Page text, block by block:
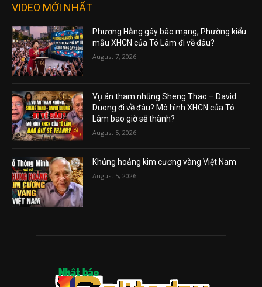
VIDEO MỚI NHẤT
Phương Hằng gây bão mạng, Phường kiểu
mẫu XHCN của Tô Lâm đi về đâu?
August 7, 2026
Vụ án tham nhũng Sheng Thao – David
Duong đi về đâu? Mô hình XHCN của Tô
Lâm bao giờ sẽ thành?
August 5, 2026
Khủng hoảng kim cương vàng Việt Nam
August 5, 2026